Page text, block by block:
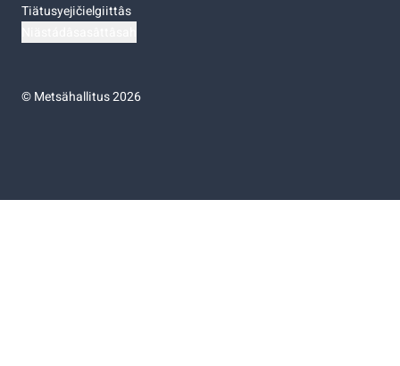
Tiätusyejičielgiittâs
©Metsähallitus 2026